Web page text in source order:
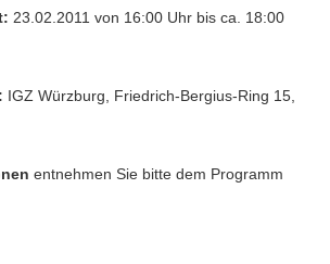
23.02.2011 von 16:00 Uhr bis ca. 18:00
IGZ Würzburg, Friedrich-Bergius-Ring 15,
entnehmen Sie bitte dem Programm